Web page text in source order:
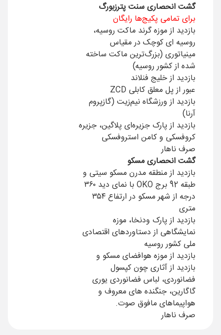
گشت انحصاری سنت پترزبورگ
برای تمامی پکیج‌ها رایگان
بازدید از موزه گرند ماکت روسیه،
روسیه ای کوچک در مقیاس
مینیاتوری (بزرگ‌ترین ماکت ساخته
شده از کشور روسیه)
بازدید از خلیج فنلاند
عبور از پل معلق کابلی ZCD
بازدید از ورزشگاه نیم‌زیت (گازپروم
آرنا)
بازدید از پارک جزیره‌ای پلاگین، جزیره
کروفسکی و کامن استروفسکی
صرف ناهار
گشت انحصاری مسکو
بازدید از منطقه مدرن مسکو سیتی و
طبقه 92 برج OKO با نمای دید ۳۶۰
درجه از شهر مسکو در ارتفاع ۳۵۴
متری
بازدید از پارک ودنخا، موزه
نمایشگاهی از دستاوردهای اقتصادی
ملی کشور روسیه
بازدید از موزه هوافضای مسکو و
بازدید از آثاری چون کپسول
فضانوردی، لباس فضانوردی یوری
گاگارین، جنگنده های معروف و
هواپیماهای مافوق صوت.
صرف ناهار